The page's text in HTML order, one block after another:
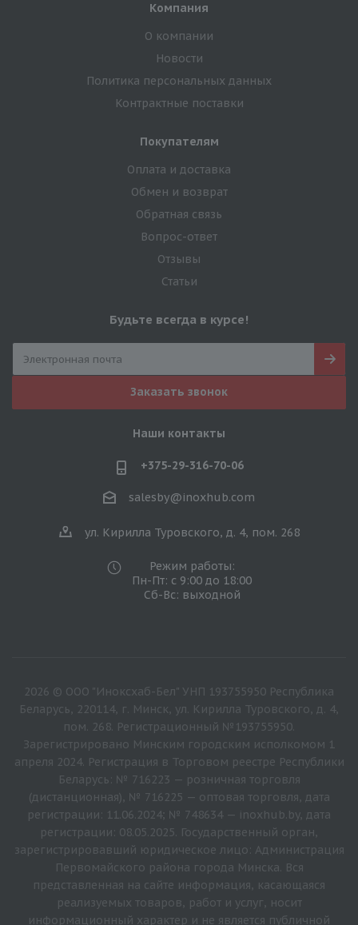
Компания
О компании
Новости
Политика персональных данных
Контрактные поставки
Покупателям
Оплата и доставка
Обмен и возврат
Обратная связь
Вопрос-ответ
Отзывы
Статьи
Будьте всегда в курсе!
Заказать звонок
Наши контакты
+375-29-316-70-06
salesby@inoxhub.com
ул. Кирилла Туровского, д. 4, пом. 268
Режим работы:
Пн-Пт: с 9:00 до 18:00
Сб-Вс: выходной
2026 © ООО "Иноксхаб-Бел" УНП 193755950 Республика
Беларусь, 220114, г. Минск, ул. Кирилла Туровского, д. 4,
пом. 268. Регистрационный №193755950.
Зарегистрировано Минским городским исполкомом 1
апреля 2024. Регистрация в Торговом реестре Республики
Беларусь: № 716223 — розничная торговля
(дистанционная), № 716225 — оптовая торговля, дата
регистрации: 11.06.2024; № 748634 — inoxhub.by, дата
регистрации: 08.05.2025. Государственный орган,
зарегистрировавший юридическое лицо: Администрация
Первомайского района города Минска. Вся
представленная на сайте информация, касающаяся
реализуемых товаров, работ и услуг, носит
информационный характер и не является публичной